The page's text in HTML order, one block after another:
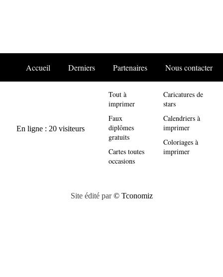
Accueil Derniers Partenaires Nous contacter
Tout à
imprimer
Faux
diplômes
gratuits
Cartes toutes
occasions
Caricatures de
stars
Calendriers à
imprimer
Coloriages à
imprimer
Site édité par© Tconomiz